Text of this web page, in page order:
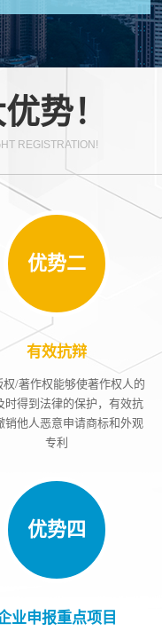
势！
REGISTRATION!
优势二
有效抗辩
权/著作权能够使著作权人的
时得到法律的保护，有效抗
销他人恶意申请商标和外观
专利
优势四
业申报重点项目